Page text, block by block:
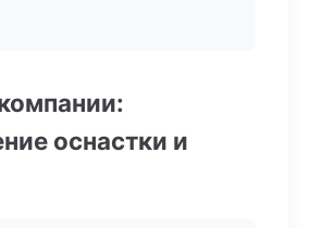
оснастки и